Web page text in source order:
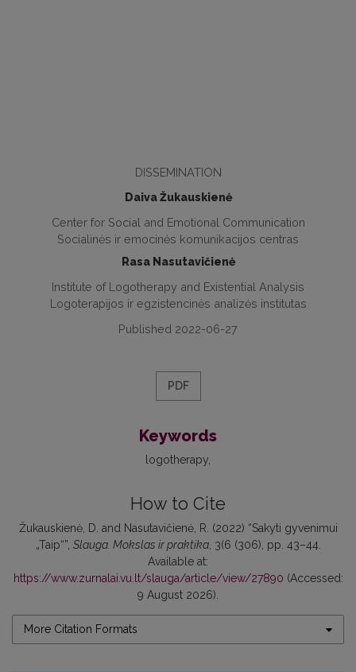
DISSEMINATION
Daiva Žukauskienė
Center for Social and Emotional Communication
Socialinės ir emocinės komunikacijos centras
Rasa Nasutavičienė
Institute of Logotherapy and Existential Analysis
Logoterapijos ir egzistencinės analizės institutas
Published 2022-06-27
PDF
Keywords
logotherapy
How to Cite
Žukauskienė, D. and Nasutavičienė, R. (2022) “Sakyti gyvenimui
„Taip“”, Slauga. Mokslas ir praktika, 3(6 (306), pp. 43–44.
Available at:
https://www.zurnalai.vu.lt/slauga/article/view/27890 (Accessed:
9 August 2026).
More Citation Formats